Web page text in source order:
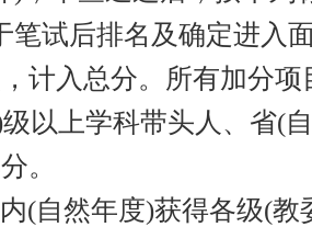
笔试后排名及确定进入
计入总分。所有加分
级以上学科带头人、省(
。
(自然年度)获得各级(